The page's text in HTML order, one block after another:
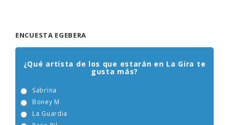
¿Qué artista de los que estarán en La Gira te
gusta más?
Boney M